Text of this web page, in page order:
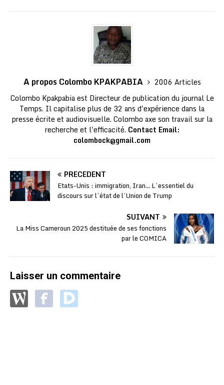
A propos Colombo KPAKPABIA
2006 Articles
Colombo Kpakpabia est Directeur de publication du journal Le
Temps. Il capitalise plus de 32 ans d'expérience dans la
presse écrite et audiovisuelle. Colombo axe son travail sur la
recherche et l'efficacité. Contact Email:
colombock@gmail.com
PRÉCÉDENT
Etats-Unis : immigration, Iran… L’essentiel du
discours sur l’état de l’Union de Trump
SUIVANT
La Miss Cameroun 2025 destituée de ses fonctions
par le COMICA
Laisser un commentaire